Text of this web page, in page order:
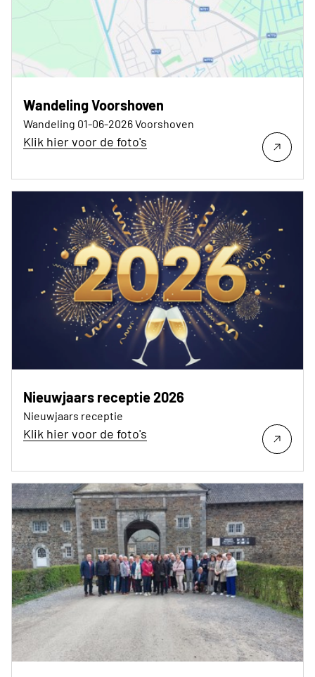
Wandeling Voorshoven
Wandeling 01-06-2026 Voorshoven
Klik hier voor de foto's
Nieuwjaars receptie 2026
Nieuwjaars receptie
Klik hier voor de foto's